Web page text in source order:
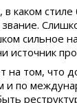
каком
сильное
источник
на том, что
и по